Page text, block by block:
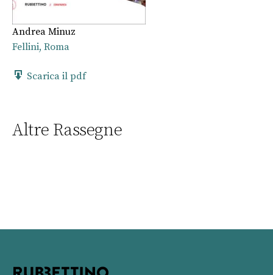
Andrea Minuz
Fellini, Roma
Scarica il pdf
Altre Rassegne